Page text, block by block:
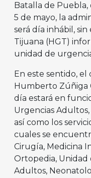
Batalla de
5 de mayo, la
será día inhábil,
Tijuana (HGT)
unidad de
En este sentido,
Humberto Zúñiga
día estará en
Urgencias
así como los
cuales se
Cirugía, Medicina
Ortopedia, Unidad
Adultos,